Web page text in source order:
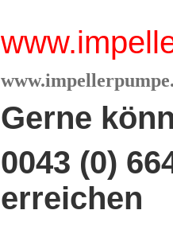
w
Gerne
0043 (0)
erreichen